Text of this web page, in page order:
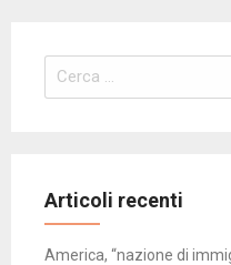
Ricerca
per:
Articoli recenti
America, “nazione di